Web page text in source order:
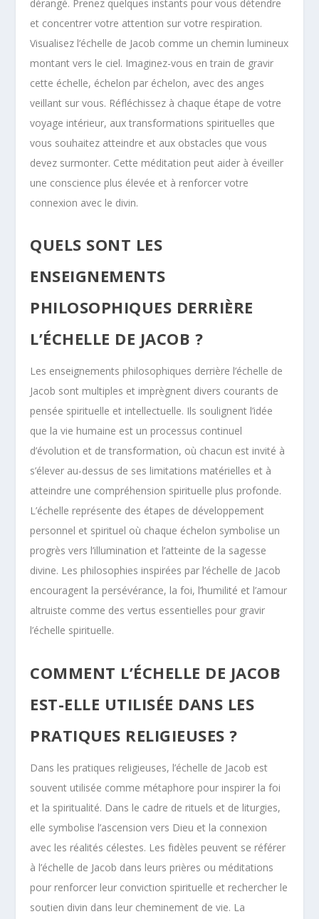
dérangé. Prenez quelques instants pour vous détendre
et concentrer votre attention sur votre respiration.
Visualisez l’échelle de Jacob comme un chemin lumineux
montant vers le ciel. Imaginez-vous en train de gravir
cette échelle, échelon par échelon, avec des anges
veillant sur vous. Réfléchissez à chaque étape de votre
voyage intérieur, aux transformations spirituelles que
vous souhaitez atteindre et aux obstacles que vous
devez surmonter. Cette méditation peut aider à éveiller
une conscience plus élevée et à renforcer votre
connexion avec le divin.
QUELS SONT LES
ENSEIGNEMENTS
PHILOSOPHIQUES DERRIÈRE
L’ÉCHELLE DE JACOB ?
Les enseignements philosophiques derrière l’échelle de
Jacob sont multiples et imprègnent divers courants de
pensée spirituelle et intellectuelle. Ils soulignent l’idée
que la vie humaine est un processus continuel
d’évolution et de transformation, où chacun est invité à
s’élever au-dessus de ses limitations matérielles et à
atteindre une compréhension spirituelle plus profonde.
L’échelle représente des étapes de développement
personnel et spirituel où chaque échelon symbolise un
progrès vers l’illumination et l’atteinte de la sagesse
divine. Les philosophies inspirées par l’échelle de Jacob
encouragent la persévérance, la foi, l’humilité et l’amour
altruiste comme des vertus essentielles pour gravir
l’échelle spirituelle.
COMMENT L’ÉCHELLE DE JACOB
EST-ELLE UTILISÉE DANS LES
PRATIQUES RELIGIEUSES ?
Dans les pratiques religieuses, l’échelle de Jacob est
souvent utilisée comme métaphore pour inspirer la foi
et la spiritualité. Dans le cadre de rituels et de liturgies,
elle symbolise l’ascension vers Dieu et la connexion
avec les réalités célestes. Les fidèles peuvent se référer
à l’échelle de Jacob dans leurs prières ou méditations
pour renforcer leur conviction spirituelle et rechercher le
soutien divin dans leur cheminement de vie. La